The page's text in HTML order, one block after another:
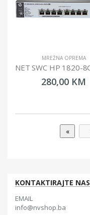
MREŽNA OPREMA
280,00 KM
KONTAKTIRAJTE NAS
EMAIL
info@nvshop.ba